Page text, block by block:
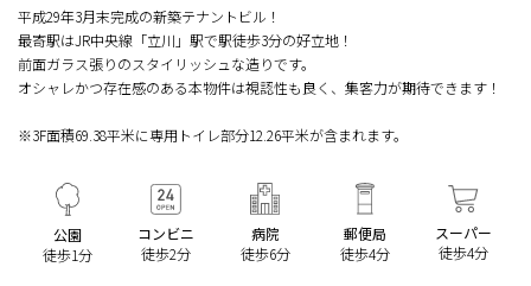
平成29年3月末完成の新築テナントビル！
最寄駅はJR中央線「立川」駅で駅徒歩3分の好立地！
前面ガラス張りのスタイリッシュな造りです。
オシャレかつ存在感のある本物件は視認性も良く、集客力が期待できます！
※3F面積69.38平米に専用トイレ部分12.26平米が含まれます。
公園
徒歩1分
コンビニ
徒歩2分
病院
徒歩6分
郵便局
徒歩4分
スーパー
徒歩4分